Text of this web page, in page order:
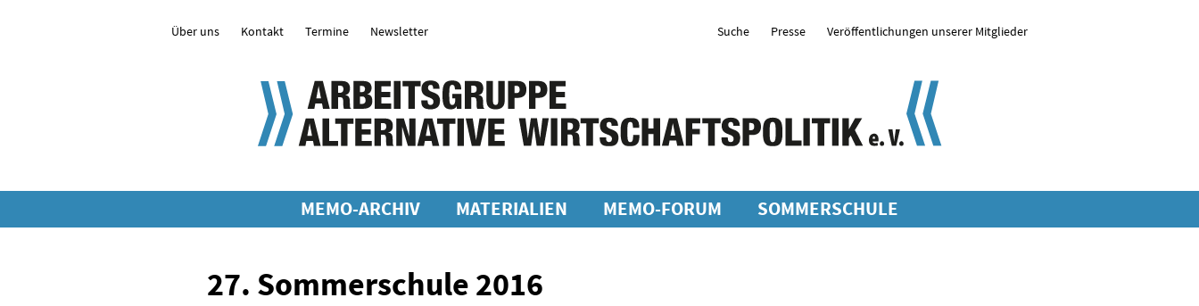
MEMO-ARCHIV MATERIALIEN MEMO-FORUM SOMMERSCHULE
Über uns Kontakt Termine Newsletter Suche Presse Veröffentlichungen unserer Mitglieder
27. Sommerschule 2016